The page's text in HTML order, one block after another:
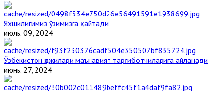
Яхшилигимиз ўзимизга қайтади
июль. 09, 2024
Ўзбекистон ҳожилари маънавият тарғиботчиларига айланади
июнь. 27, 2024